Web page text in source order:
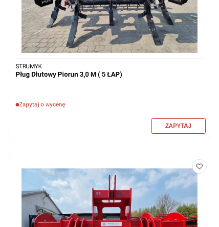
Pług Dłutowy Piorun 3,0 M ( 5 ŁAP)
Zapytaj o wycenę
STRUMYK